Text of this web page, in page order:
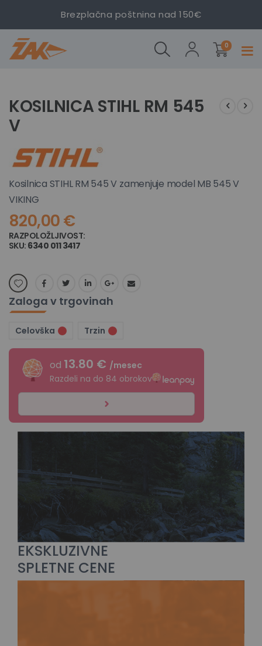
Brezplačna poštnina nad 150€
0izdelki
na
konec
galerije
slik
KOSILNICA
STIHL RM
na
začetek
galerije
slik
KOSILNICA STIHL RM 545
V
Kosilnica STIHL RM 545 V zamenjuje model MB 545 V
VIKING
820,00 €
RAZPOLOŽLJIVOST:
SKU 6340 011 3417
Zaloga v trgovinah
Celovška Trzin
od 13.80 € /mesec
Razdeli na do 84 obrokov
EKSKLUZIVNE
SPLETNE CENE